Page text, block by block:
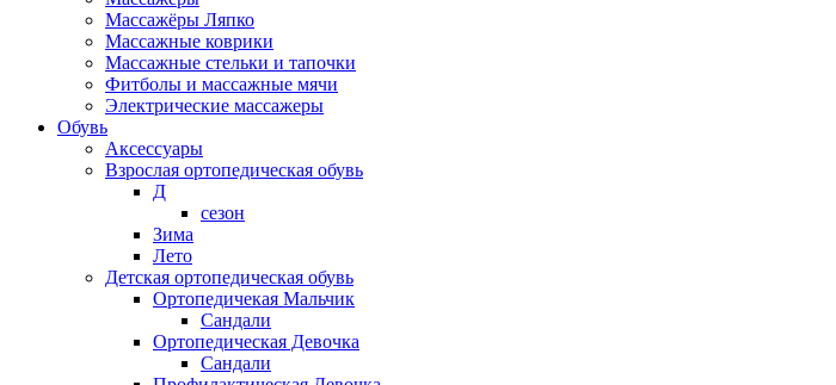
Массажёры Ляпко
Массажные коврики
Массажные стельки и тапочки
Фитболы и массажные мячи
Электрические массажеры
Обувь
Аксессуары
Взрослая ортопедическая обувь
Д
сезон
Зима
Лето
Детская ортопедическая обувь
Ортопедичекая Мальчик
Сандали
Ортопедическая Девочка
Сандали